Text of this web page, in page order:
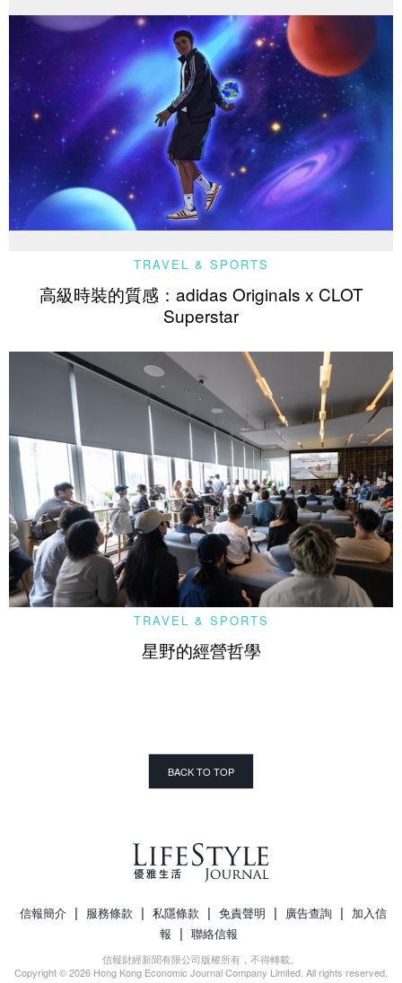
TRAVEL & SPORTS
高級時裝的質感：adidas Originals x CLOT
Superstar
TRAVEL & SPORTS
星野的經營哲學
BACK TO TOP
信報簡介 | 服務條款 | 私隱條款 | 免責聲明 | 廣告查詢 | 加入信
報 | 聯絡信報
信報財經新聞有限公司版權所有，不得轉載。
Copyright © 2026 Hong Kong Economic Journal Company Limited. All rights reserved.